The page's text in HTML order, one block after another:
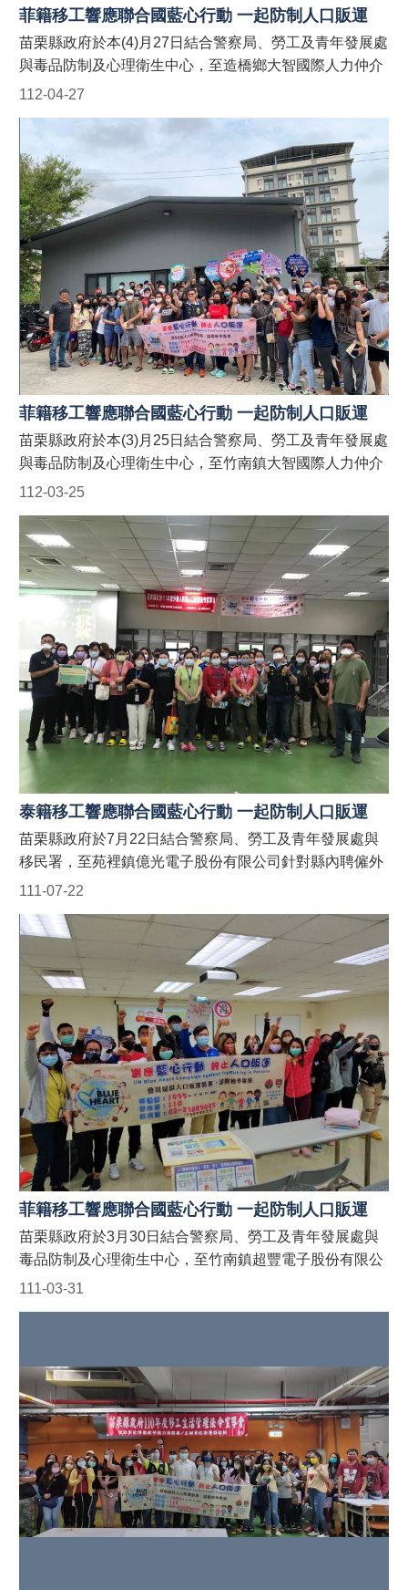
話：037-559763。 #苗栗縣政府外籍人士宣導團 #防制人
口販運藍心行動BlueHeartCampaign #苗栗縣政府防制人
口販運網 https://reurl.cc/9E9GAn #LINE官方帳號貓裏捍
衛藍心最前線 http://line.me/ti/p/@122wszsv
菲籍移工響應聯合國藍心行動 一起防制人口販運
112-04-27
苗栗縣政府於本(4)月27日結合警察局、勞工及青年發展處
與毒品防制及心理衛生中心，至造橋鄉大智國際人力仲介
有限公司移工宿舍針對縣內聘僱外籍移工宣導「聯合國藍
心。藍心行動的目標為喚起全球各地的防制人口販運意
識，並動員國際組織、政府、民間社團或私人機構的資
源，一起防制人口販運的發生！ 【人口販運案件檢舉及被
害人保護24小時免費專線】 1. 勞動部：1955外籍勞工及
雇主多國語言諮詢保護專線(提供中、英、越、印、泰等5
種語言) 2. 移民署：02-2388-3095 (我想爸爸，響鈴救
我，人口販運案件檢舉專線) 3. 警察局：110 【如何申請
苗栗縣政府外籍人士宣導團到廠實施宣導？】 申請窗口：
(一)勞青處：受理以外籍移工、其聘僱單位及仲介公司職
員為宣導對象之申請。聯絡電話：037-559245。 (二)農業
處：受理以外籍漁工、其聘僱單位及仲介公司職員為宣導
對象之申請。聯絡電話：037-559763。 #苗栗縣政府外籍
人士宣導團 #防制人口販運藍心行動BlueHeartCampaign
#苗栗縣政府防制人口販運網 https://reurl.cc/9E9GAn
#LINE官方帳號貓裏捍衛藍心最前
線 http://line.me/ti/p/@122wszsv
菲籍移工響應聯合國藍心行動 一起防制人口販運
112-03-25
苗栗縣政府於本(3)月25日結合警察局、勞工及青年發展處
與毒品防制及心理衛生中心，至竹南鎮大智國際人力仲介
有限公司移工宿舍針對縣內聘僱外籍移工宣導「聯合國藍
定，並於現場發送宣導折頁！ 藍心，即是防制人口販運的
心。藍心行動的目標為喚起全球各地的防制人口販運意
識，並動員國際組織、政府、民間社團或私人機構的資
源，一起防制人口販運的發生！ 【人口販運案件檢舉及被
害人保護24小時免費專線】 1. 勞動部：1955外籍勞工及
雇主多國語言諮詢保護專線(提供中、英、越、印、泰等5
種語言) 2. 移民署：02-2388-3095 (我想爸爸，響鈴救
我，人口販運案件檢舉專線) 3. 警察局：110 【如何申請
苗栗縣政府外籍人士宣導團到廠實施宣導？】 申請窗口：
(一)勞青處：受理以外籍移工、其聘僱單位及仲介公司職
員為宣導對象之申請。聯絡電話：037-559245。 (二)農業
處：受理以外籍漁工、其聘僱單位及仲介公司職員為宣導
對象之申請。聯絡電話：037-559763。 #苗栗縣政府外籍
人士宣導團 #防制人口販運藍心行動BlueHeartCampaign
#苗栗縣政府防制人口販運網 https://reurl.cc/9E9GAn
#LINE官方帳號貓裏捍衛藍心最前
線 http://line.me/ti/p/@122wszsv
泰籍移工響應聯合國藍心行動 一起防制人口販運
111-07-22
苗栗縣政府於7月22日結合警察局、勞工及青年發展處與
移民署，至苑裡鎮億光電子股份有限公司針對縣內聘僱外
籍移工宣導「聯合國藍心行動」、「常見人口販運被害人
並於現場發送宣導折頁！ 藍心，即是防制人口販運的心。
藍心行動的目標為喚起全球各地的防制人口販運意識，並
動員國際組織、政府、民間社團或私人機構的資源，一起
防制人口販運的發生！ 【人口販運案件檢舉及被害人保護
24小時免費專線】 1. 勞動部：1955外籍移工及雇主多國
語言諮詢保護專線(提供中、英、越、印、泰等5種語言) 2.
移民署：02-2388-3095 (我想爸爸，響鈴救我，人口販運
案件檢舉專線) 3. 警察局：110 【如何申請苗栗縣政府外
籍人士宣導團到廠實施宣導？】 申請窗口： (一)勞青處：
受理以外籍移工、其聘僱單位及仲介公司職員為宣導對象
之申請。聯絡電話：037-559245。 (二)農業處：受理以外
籍漁工、其聘僱單位及仲介公司職員為宣導對象之申請。
聯絡電話：037-559763。 #苗栗縣政府外籍人士宣導團 #
防制人口販運藍心行動BlueHeartCampaign #苗栗縣政府
防制人口販運網 https://reurl.cc/9E9GAn #LINE官方帳號
貓裏捍衛藍心最前線 http://line.me/ti/p/@122wszsv
菲籍移工響應聯合國藍心行動 一起防制人口販運
111-03-31
苗栗縣政府於3月30日結合警察局、勞工及青年發展處與
毒品防制及心理衛生中心，至竹南鎮超豐電子股份有限公
司針對縣內聘僱外籍移工宣導「聯合國藍心行動」、「人
識，並動員國際組織、政府、民間社團或私人機構的資
源，一起防制人口販運的發生！ 【人口販運案件檢舉及被
害人保護24小時免費專線】 1. 勞動部：1955外籍勞工及
雇主多國語言諮詢保護專線(提供中、英、越、印、泰等5
種語言) 2. 移民署：02-2388-3095 (我想爸爸，響鈴救
我，人口販運案件檢舉專線) 3. 警察局：110 【如何申請
苗栗縣政府外籍移工宣導團到廠實施宣導？】 申請窗口：
(一)勞青處：受理以外籍移工、其聘僱單位及仲介公司職